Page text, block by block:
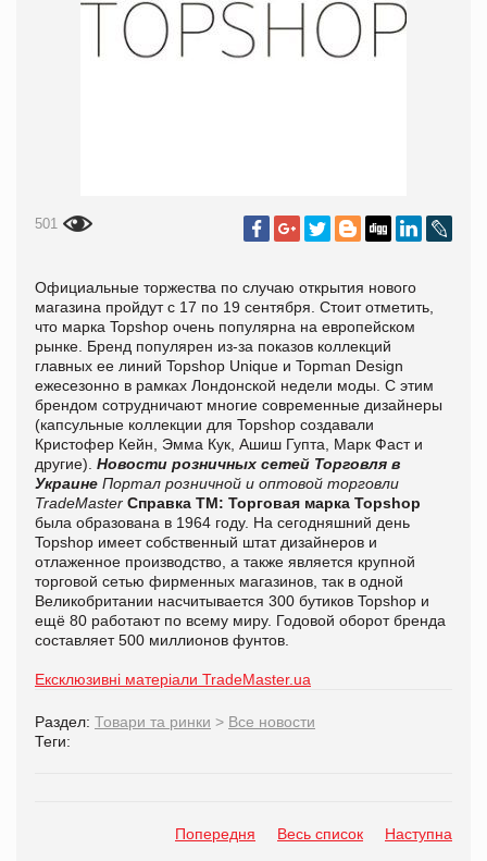
501
Официальные торжества по случаю открытия нового
магазина пройдут с 17 по 19 сентября. Стоит отметить,
что марка Topshop очень популярна на европейском
рынке. Бренд популярен из-за показов коллекций
главных ее линий Topshop Unique и Topman Design
ежесезонно в рамках Лондонской недели моды. С этим
брендом сотрудничают многие современные дизайнеры
(капсульные коллекции для Topshop создавали
Кристофер Кейн, Эмма Кук, Ашиш Гупта, Марк Фаст и
другие). Новости розничных сетей Торговля в
Украине Портал розничной и оптовой торговли
TradeMaster Справка ТМ: Торговая марка Topshop
была образована в 1964 году. На сегодняшний день
Topshop имеет собственный штат дизайнеров и
отлаженное производство, а также является крупной
торговой сетью фирменных магазинов, так в одной
Великобритании насчитывается 300 бутиков Topshop и
ещё 80 работают по всему миру. Годовой оборот бренда
составляет 500 миллионов фунтов.
Ексклюзивні матеріали TradeMaster.ua
Раздел: Товари та ринки > Все новости
Теги:
Попередня Весь список Наступна